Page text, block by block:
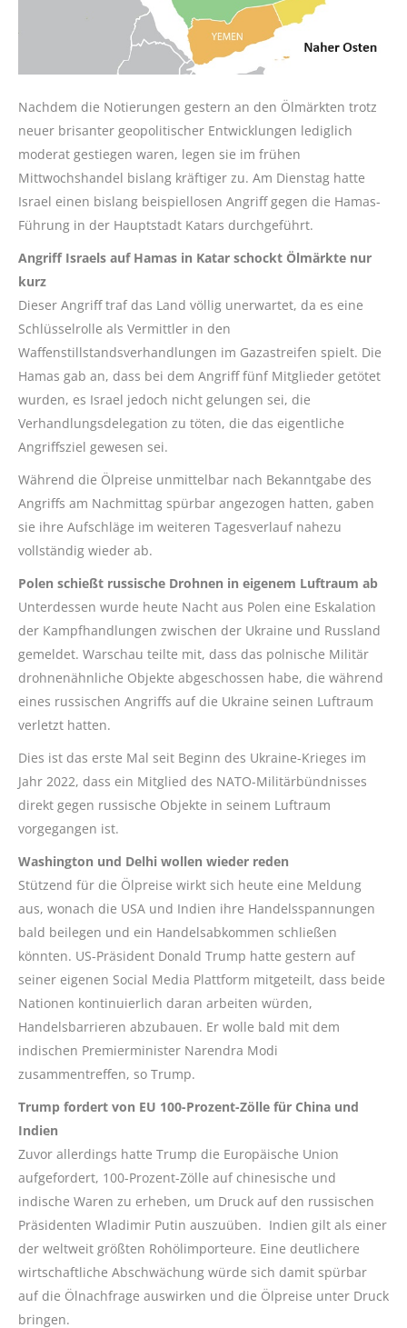
Nachdem die Notierungen gestern an den Ölmärkten trotz
neuer brisanter geopolitischer Entwicklungen lediglich
moderat gestiegen waren, legen sie im frühen
Mittwochshandel bislang kräftiger zu. Am Dienstag hatte
Israel einen bislang beispiellosen Angriff gegen die Hamas-
Führung in der Hauptstadt Katars durchgeführt.
Angriff Israels auf Hamas in Katar schockt Ölmärkte nur
kurz
Dieser Angriff traf das Land völlig unerwartet, da es eine
Schlüsselrolle als Vermittler in den
Waffenstillstandsverhandlungen im Gazastreifen spielt. Die
Hamas gab an, dass bei dem Angriff fünf Mitglieder getötet
wurden, es Israel jedoch nicht gelungen sei, die
Verhandlungsdelegation zu töten, die das eigentliche
Angriffsziel gewesen sei.
Während die Ölpreise unmittelbar nach Bekanntgabe des
Angriffs am Nachmittag spürbar angezogen hatten, gaben
sie ihre Aufschläge im weiteren Tagesverlauf nahezu
vollständig wieder ab.
Polen schießt russische Drohnen in eigenem Luftraum ab
Unterdessen wurde heute Nacht aus Polen eine Eskalation
der Kampfhandlungen zwischen der Ukraine und Russland
gemeldet. Warschau teilte mit, dass das polnische Militär
drohnenähnliche Objekte abgeschossen habe, die während
eines russischen Angriffs auf die Ukraine seinen Luftraum
verletzt hatten.
Dies ist das erste Mal seit Beginn des Ukraine-Krieges im
Jahr 2022, dass ein Mitglied des NATO-Militärbündnisses
direkt gegen russische Objekte in seinem Luftraum
vorgegangen ist.
Washington und Delhi wollen wieder reden
Stützend für die Ölpreise wirkt sich heute eine Meldung
aus, wonach die USA und Indien ihre Handelsspannungen
bald beilegen und ein Handelsabkommen schließen
könnten. US-Präsident Donald Trump hatte gestern auf
seiner eigenen Social Media Plattform mitgeteilt, dass beide
Nationen kontinuierlich daran arbeiten würden,
Handelsbarrieren abzubauen. Er wolle bald mit dem
indischen Premierminister Narendra Modi
zusammentreffen, so Trump.
Trump fordert von EU 100-Prozent-Zölle für China und
Indien
Zuvor allerdings hatte Trump die Europäische Union
aufgefordert, 100-Prozent-Zölle auf chinesische und
indische Waren zu erheben, um Druck auf den russischen
Präsidenten Wladimir Putin auszuüben. Indien gilt als einer
der weltweit größten Rohölimporteure. Eine deutlichere
wirtschaftliche Abschwächung würde sich damit spürbar
auf die Ölnachfrage auswirken und die Ölpreise unter Druck
bringen.